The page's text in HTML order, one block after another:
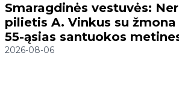
Smaragdinės vestuvės:
pilietis A. Vinkus su
55-ąsias santuokos
2026-08-06